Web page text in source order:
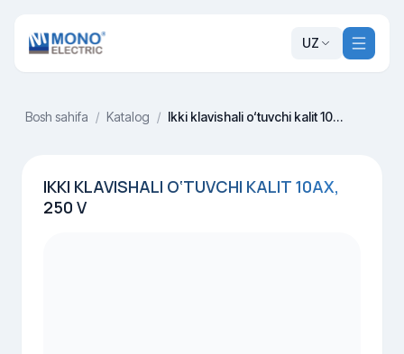
UZ
Bosh sahifa / Katalog / Ikki klavishali o‘tuvchi kalit 10AX, 250 V
IKKI KLAVISHALI O‘TUVCHI KALIT 10AX,
250 V